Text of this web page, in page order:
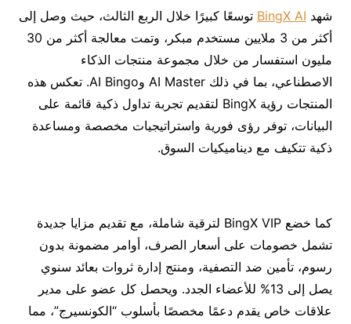
شهد BingX AI توسعًا كبيرًا خلال الربع الثالث، حيث وصل إلى
أكثر من 3 ملايين مستخدم مبكر، وتمت معالجة أكثر من 30
مليون استفسار من خلال مجموعة منتجات الذكاء
الاصطناعي، بما في ذلك AI Master وAI Bingo. تعكس هذه
المنتجات رؤية BingX لتقديم تجربة تداول ذكية قائمة على
البيانات، توفر رؤى فورية واستراتيجيات مخصصة ومساعدة
ذكية تتكيف مع ديناميكيات السوق.
كما خضع BingX VIP لترقية شاملة، مع تقديم مزايا جديدة
تشمل خصومات على أسعار الصرف، أوامر مضمونة بدون
رسوم، تأمين ضد التصفية، ومنتج إدارة ثروات بعائد سنوي
يصل إلى 13% للأعضاء الجدد. ويحصل كل عضو على مدير
علاقات خاص يقدم دعمًا مخصصًا بأسلوب “الكونسيرج”، مما